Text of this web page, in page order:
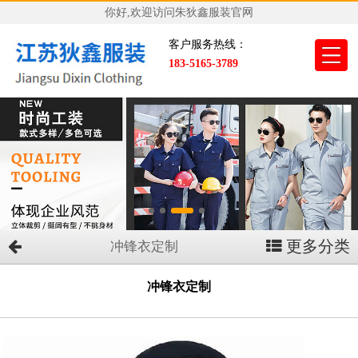
你好,欢迎访问朱狄鑫服装官网
客户服务热线：
183-5165-3789
冲锋衣定制 更多分类
冲锋衣定制